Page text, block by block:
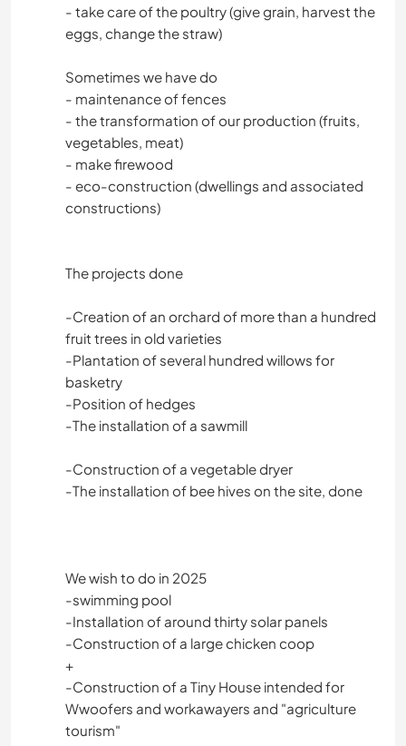
- take care of the poultry (give grain, harvest the
eggs, change the straw)
Sometimes we have do
- maintenance of fences
- the transformation of our production (fruits,
vegetables, meat)
- make firewood
- eco-construction (dwellings and associated
constructions)
The projects done
-Creation of an orchard of more than a hundred
fruit trees in old varieties
-Plantation of several hundred willows for
basketry
-Position of hedges
-The installation of a sawmill
-Construction of a vegetable dryer
-The installation of bee hives on the site, done
We wish to do in 2025
-swimming pool
-Installation of around thirty solar panels
-Construction of a large chicken coop
+
-Construction of a Tiny House intended for
Wwoofers and workawayers and "agriculture
tourism"